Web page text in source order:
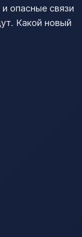
опасные связи
Какой новый